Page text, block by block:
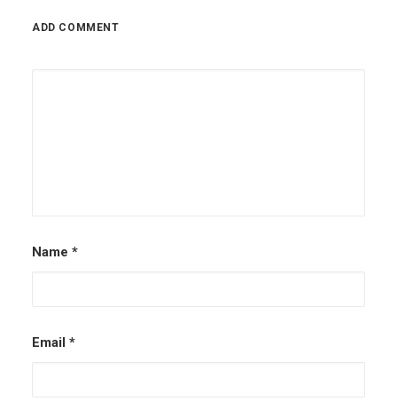
ADD COMMENT
Name *
Email *